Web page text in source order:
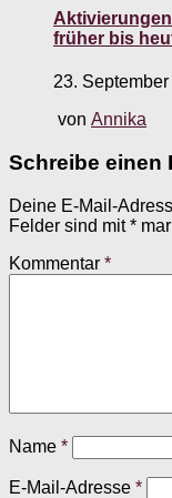
früher bis
23.
von Annika
Schreibe einen
Deine E-Mail-
Felder sind mit*
Kommentar *
Name *
E-Mail-Adresse *